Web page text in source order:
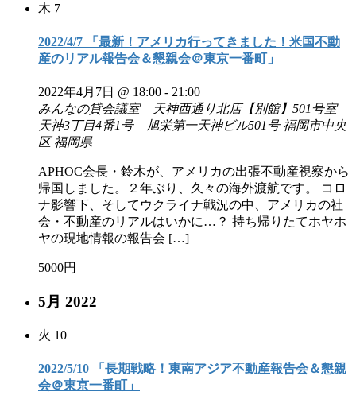
木 7
2022/4/7 「最新！アメリカ行ってきました！米国不動
産のリアル報告会＆懇親会＠東京一番町」
2022年4月7日 @ 18:00 - 21:00
みんなの貸会議室 天神西通り北店【別館】501号室
天神3丁目4番1号 旭栄第一天神ビル501号 福岡市中央
区 福岡県
APHOC会長・鈴木が、アメリカの出張不動産視察から
帰国しました。２年ぶり、久々の海外渡航です。 コロ
ナ影響下、そしてウクライナ戦況の中、アメリカの社
会・不動産のリアルはいかに…？ 持ち帰りたてホヤホ
ヤの現地情報の報告会 […]
5000円
5月 2022
火 10
2022/5/10 「長期戦略！東南アジア不動産報告会＆懇親
会＠東京一番町」